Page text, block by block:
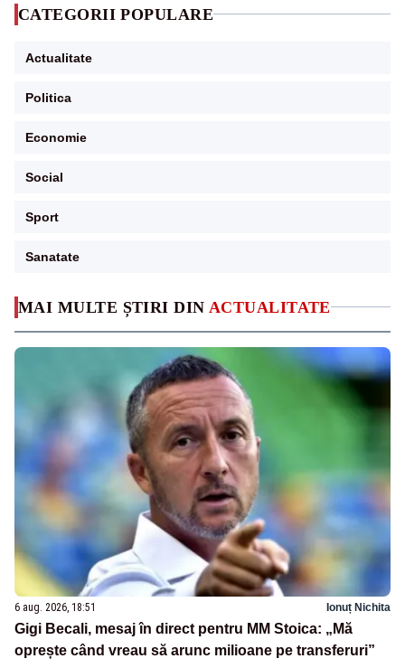
MAI MULTE ȘTIRI DIN ACTUALITATE
6 aug. 2026, 18:51 Ionuț Nichita
Gigi Becali, mesaj în direct pentru MM Stoica: „Mă
oprește când vreau să arunc milioane pe transferuri”
CATEGORII POPULARE
Actualitate
Politica
Economie
Social
Sport
Sanatate